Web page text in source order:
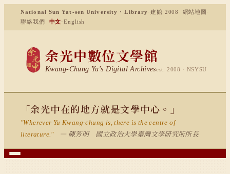
National Sun Yat-sen University · Library ·建館 2008 網站地圖 ·
聯絡我們
中文·English
余光中數位文學館
Kwang-Chung Yu's Digital Archivesest. 2008 · NSYSU
「余光中在的地方就是文學中心。」
"Wherever Yu Kwang-chung is, there is the centre of
literature."
— 陳芳明 國立政治大學臺灣文學研究所所長